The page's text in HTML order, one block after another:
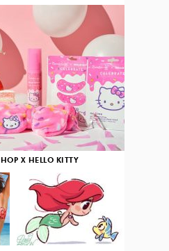
X HELLO KITTY
3